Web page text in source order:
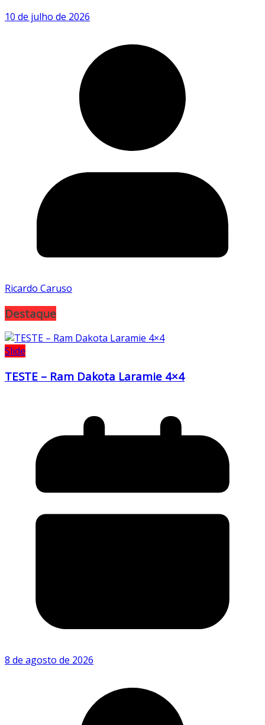
10 de julho de 2026
Ricardo Caruso
Destaque
Slide
TESTE – Ram Dakota Laramie 4×4
8 de agosto de 2026